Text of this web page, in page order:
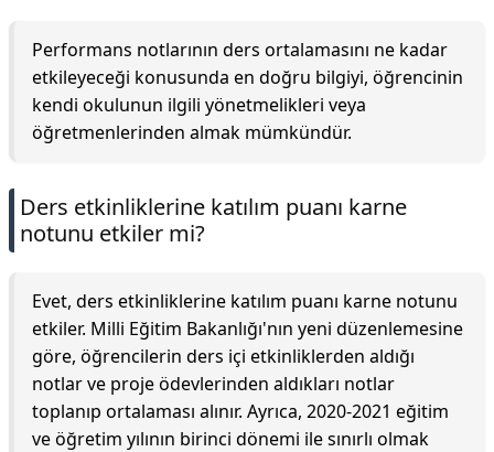
Performans notlarının ders ortalamasını ne kadar
etkileyeceği konusunda en doğru bilgiyi, öğrencinin
kendi okulunun ilgili yönetmelikleri veya
öğretmenlerinden almak mümkündür.
Ders etkinliklerine katılım puanı karne
notunu etkiler mi?
Evet, ders etkinliklerine katılım puanı karne notunu
etkiler. Milli Eğitim Bakanlığı'nın yeni düzenlemesine
göre, öğrencilerin ders içi etkinliklerden aldığı
notlar ve proje ödevlerinden aldıkları notlar
toplanıp ortalaması alınır. Ayrıca, 2020-2021 eğitim
ve öğretim yılının birinci dönemi ile sınırlı olmak